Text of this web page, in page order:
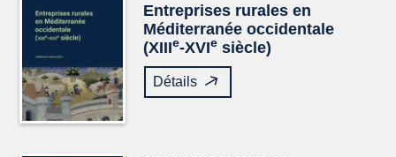
Entreprises rurales en
Méditerranée occidentale
(XIIIe-XVIe siècle)
Détails